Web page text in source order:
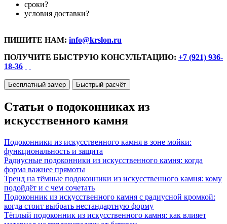
сроки?
условия доставки?
ПИШИТЕ НАМ: info@krslon.ru
ПОЛУЧИТЕ БЫСТРУЮ КОНСУЛЬТАЦИЮ: +7 (921) 936-
18-36
Бесплатный замер Быстрый расчёт
Статьи о подоконниках из
искусственного камня
Подоконники из искусственного камня в зоне мойки:
функциональность и защита
Радиусные подоконники из искусственного камня: когда
форма важнее прямоты
Тренд на тёмные подоконники из искусственного камня: кому
подойдёт и с чем сочетать
Подоконник из искусственного камня с радиусной кромкой:
когда стоит выбрать нестандартную форму
Тёплый подоконник из искусственного камня: как влияет